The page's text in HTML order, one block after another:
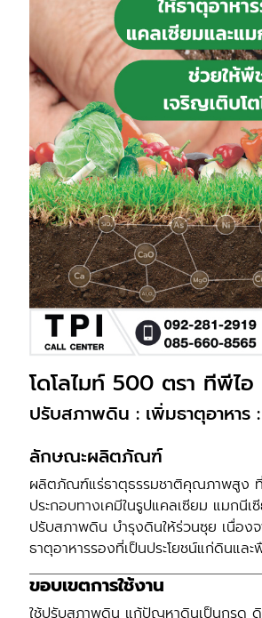
โดโลไมท์ 500 ตรา ทีพี
ปรับสภาพดิน : เพิ่มธาตุอาห
ลักษณะผลิตภัณฑ์
ผลิตภัณฑ์แร่ธาตุธรรมชาติคุณภาพสูง ที่
ประกอบทางเคมีในรูปแคลเซียม แมกนี
ปรับสภาพดิน บำรุงดินให้ร่วนซุย เนื่อง
ธาตุอาหารรองที่เป็นประโยชน์แก่ดินและ
ขอบเขตการใช้งาน
ใช้ปรับสภาพดิน แก้ปัญหาดินเป็นกรด ดิ